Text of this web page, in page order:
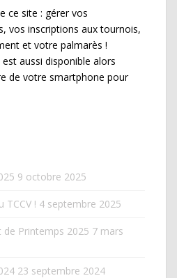
ce site : gérer vos
vos inscriptions aux tournois,
et votre palmarès !
est aussi disponible alors
de votre smartphone pour
9 octobre 2025
TCCV ! 4 septembre 2025
Printemps 2025 7 mars
23 septembre 2024